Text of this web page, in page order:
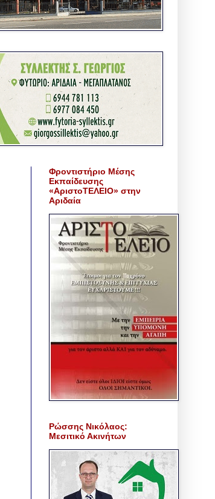
Φροντιστήριο Μέσης
Εκπαίδευσης
«ΑριστοΤΕΛΕΙΟ» στην
Αριδαία
Ρώσσης Νικόλαος:
Μεσιτικό Ακινήτων